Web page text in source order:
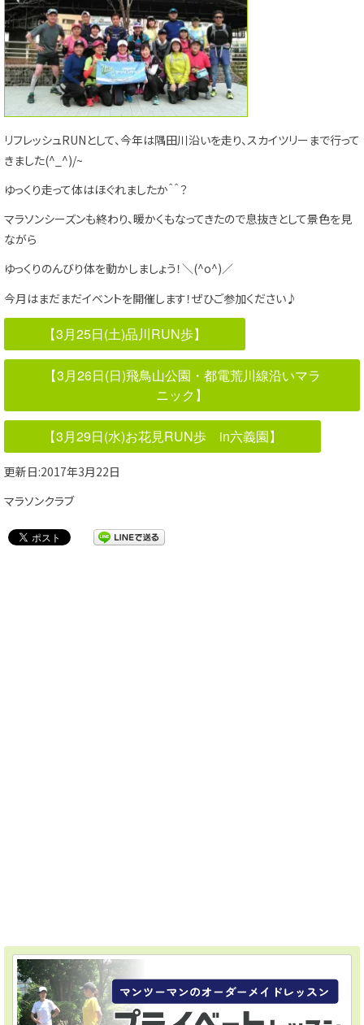
リフレッシュRUNとして、今年は隅田川沿いを走り、スカイツリーまで行って
きました(^_^)/~
ゆっくり走って体はほぐれましたか＾＾？
マラソンシーズンも終わり、暖かくもなってきたので息抜きとして景色を見
ながら
ゆっくりのんびり体を動かしましょう！＼(^o^)／
今月はまだまだイベントを開催します！ぜひご参加ください♪
【3月25日(土)品川RUN歩】
【3月26日(日)飛鳥山公園・都電荒川線沿いマラ
ニック】
【3月29日(水)お花見RUN歩 in六義園】
更新日:2017年3月22日
マラソンクラブ